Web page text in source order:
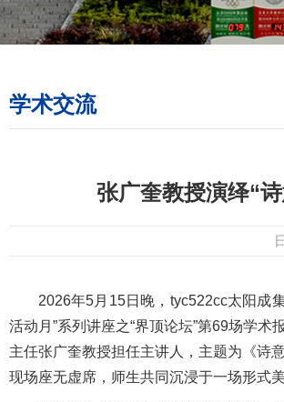
学术交流
张广奎教授演绎“
2026年5月15日晚，tyc522cc太阳成
活动月”系列讲座之“界顶论坛”第69场学
主任张广奎教授担任主讲人，主题为《诗
现场座无虚席，师生共同沉浸于一场形式